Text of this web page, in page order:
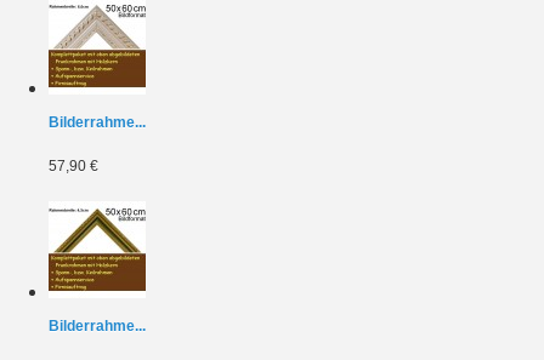
Bilderrahme...
57,90 €
Bilderrahme...